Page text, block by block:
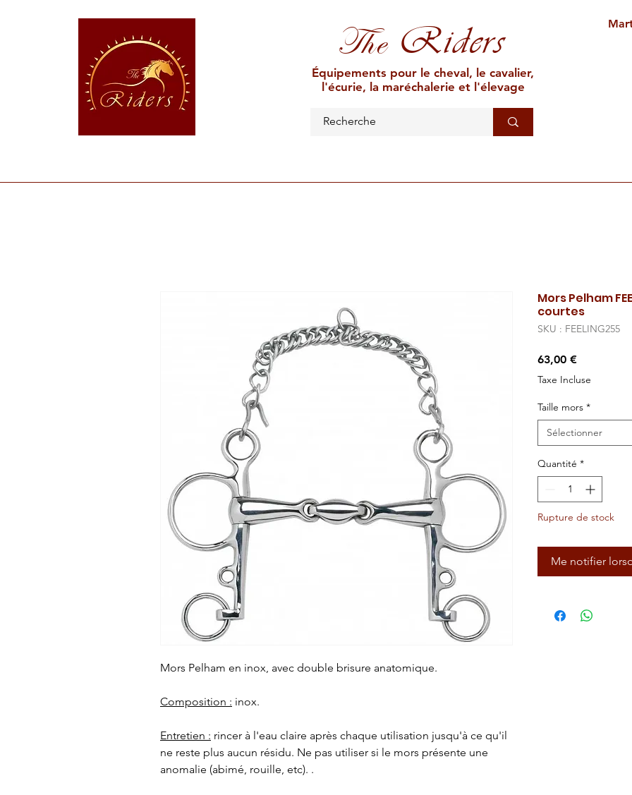
TheRiders
Équipements pour le cheval, le cavalier,
l'écurie, la maréchalerie et l'élevage
Mors Pelham en inox, avec double brisure anatomique.
Composition : inox.
Entretien : rincer à l'eau claire après chaque utilisation jusqu'à ce qu'il
ne reste plus aucun résidu. Ne pas utiliser si le mors présente une
anomalie (abimé, rouille, etc). .
Mors Pelham
courtes
SKU : FEELING255
63,00 €Prix
Taxe Incluse
Taille mors *
Sélectionner
Quantité *
Rupture de stock
Me notifier